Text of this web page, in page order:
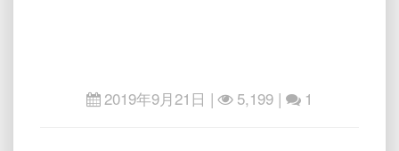
2019年9月21日 | 5,199 | 1